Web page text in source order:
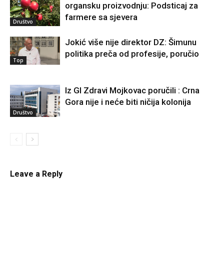
Društvo
organsku proizvodnju: Podsticaj za
farmere sa sjevera
Top
Jokić više nije direktor DZ: Šimunu
politika preča od profesije, poručio
Društvo
Iz GI Zdravi Mojkovac poručili : Crna
Gora nije i neće biti ničija kolonija
Leave a Reply